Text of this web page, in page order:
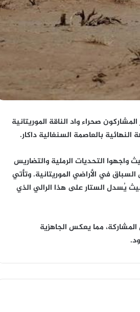
صحراء واد الناقة الموريتانية
بالعاصمة السنغالية داكار.
التحديات الرملية والتضاريس
في الأراضي الموريتانية. وتأتي
يُسدل الستار على هذا الرالي الذي
مما يعكس الجاهزية